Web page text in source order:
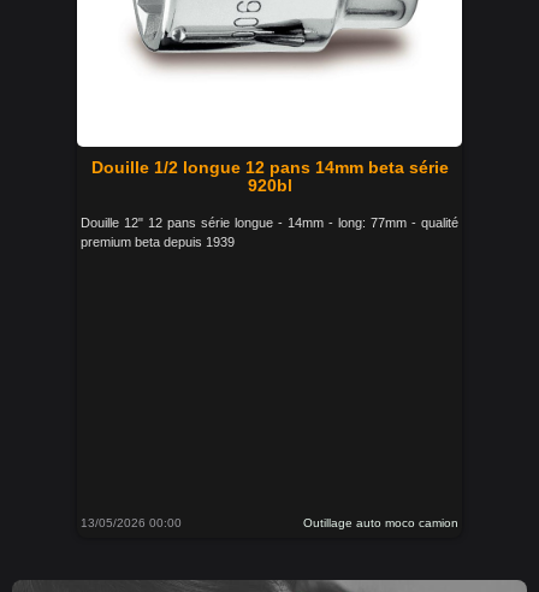
Douille 1/2 longue 12 pans 14mm beta série
920bl
Douille 12" 12 pans série longue - 14mm - long: 77mm - qualité
premium beta depuis 1939
13/05/2026 00:00 Outillage auto moco camion